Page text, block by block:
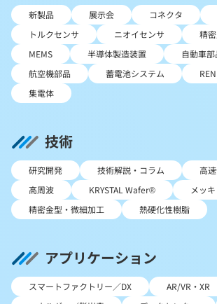
新製品 展示会 コネクタ
トルクセンサ
ニオイセンサ
精
MEMS
半導体製造装置
自動車部
航空機部品
蓄電池システム
集電体
技術
研究開発 技術解説・コラム
高
高周波
KRYSTAL Wafer®
メッ
精密金型・微細加工
熱硬化性樹脂
アプリケーション
スマートファクトリー／DX
AR/VR・XR